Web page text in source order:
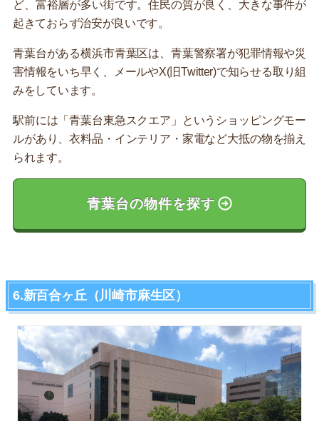
ど、富裕層が多い街です。住民の質が良く、大きな事件が
起きておらず治安が良いです。
青葉台がある横浜市青葉区は、青葉警察署が犯罪情報や災
害情報をいち早く、メールやX(旧Twitter)で知らせる取り組
みをしています。
駅前には「青葉台東急スクエア」というショッピングモー
ルがあり、衣料品・インテリア・家電など大抵の物を揃え
られます。
青葉台の物件を探す
6.新百合ヶ丘（川崎市麻生区）